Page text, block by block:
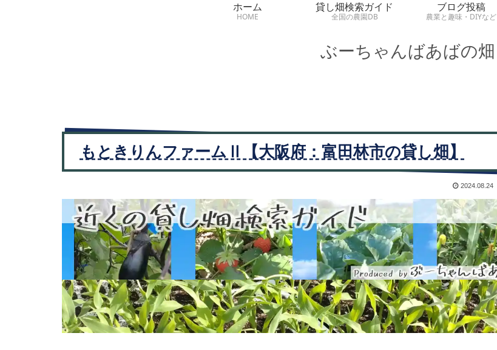
ぶーちゃんばあばの畑
ホーム
HOME
貸し畑検索ガイド
全国の農園DB
ブログ投稿
農業と趣味・DIYなど
もときりんファームⅡ【大阪府：富田林市の貸し畑】
2024.08.24